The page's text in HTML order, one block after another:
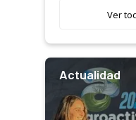
Ver
Actualidad